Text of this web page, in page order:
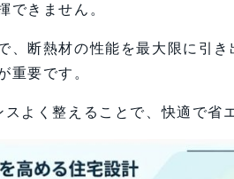
できません。
、断熱材の性能を最大限に引
重要です。
よく整えることで、快適で省